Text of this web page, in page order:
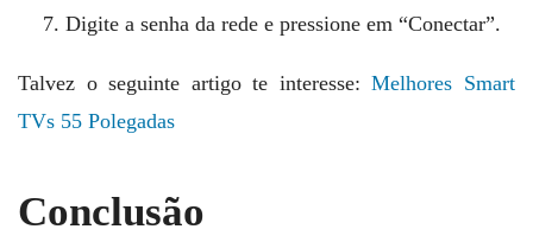
Digite a senha da rede e pressione em “Conectar”.
Talvez o seguinte artigo te interesse:Melhores Smart
TVs 55 Polegadas
Conclusão